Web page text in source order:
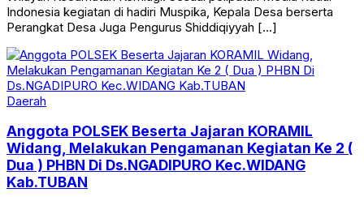
Indonesia kegiatan di hadiri Muspika, Kepala Desa berserta
Perangkat Desa Juga Pengurus Shiddiqiyyah […]
Daerah
Anggota POLSEK Beserta Jajaran KORAMIL
Widang, Melakukan Pengamanan Kegiatan Ke 2 (
Dua ) PHBN Di Ds.NGADIPURO Kec.WIDANG
Kab.TUBAN